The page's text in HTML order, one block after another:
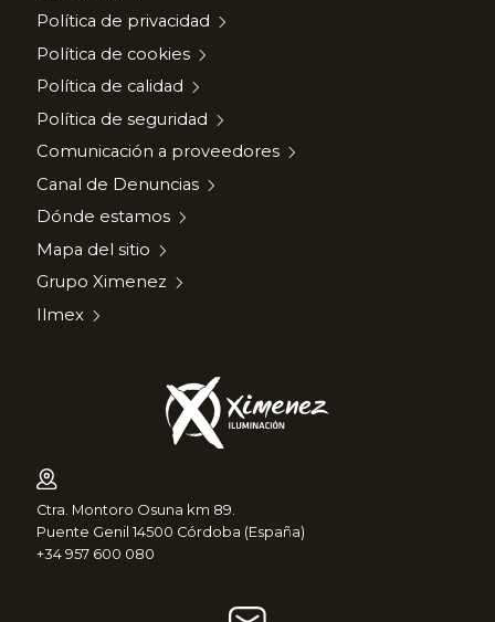
Política de privacidad
Política de cookies
Política de calidad
Política de seguridad
Comunicación a proveedores
Canal de Denuncias
Dónde estamos
Mapa del sitio
Grupo Ximenez
Ilmex
Ctra. Montoro Osuna km 89.
Puente Genil 14500 Córdoba (España)
+34 957 600 080